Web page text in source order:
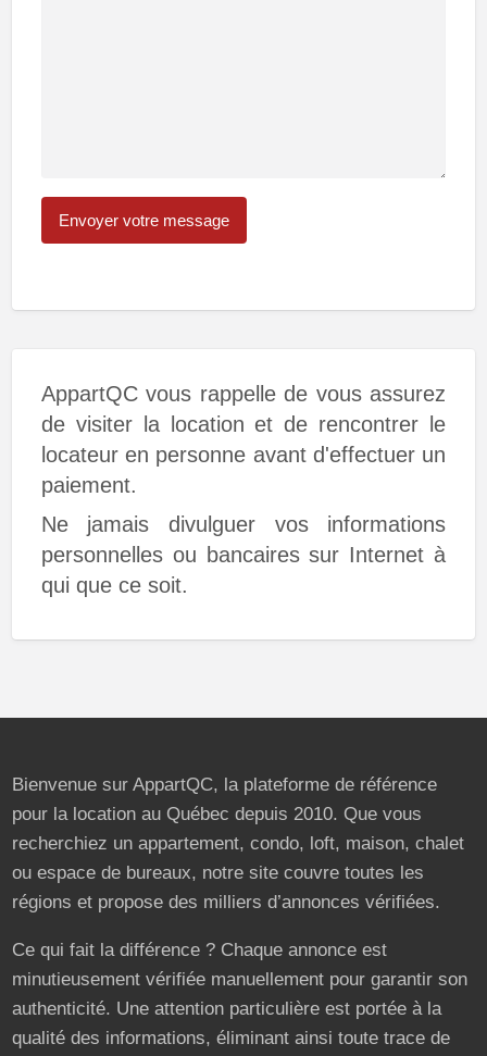
AppartQC vous rappelle de vous assurez
de visiter la location et de rencontrer le
locateur en personne avant d'effectuer un
paiement.
Ne jamais divulguer vos informations
personnelles ou bancaires sur Internet à
qui que ce soit.
Bienvenue sur AppartQC, la plateforme de référence
pour la location au Québec depuis 2010. Que vous
recherchiez un appartement, condo, loft, maison, chalet
ou espace de bureaux, notre site couvre toutes les
régions et propose des milliers d’annonces vérifiées.
Ce qui fait la différence ? Chaque annonce est
minutieusement vérifiée manuellement pour garantir son
authenticité. Une attention particulière est portée à la
qualité des informations, éliminant ainsi toute trace de